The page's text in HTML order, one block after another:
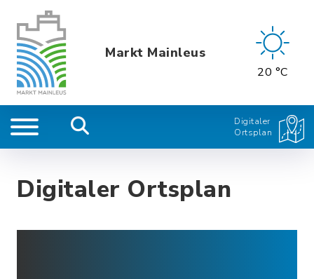
Markt Mainleus
20 °C
Digitaler
Ortsplan
Digitaler Ortsplan